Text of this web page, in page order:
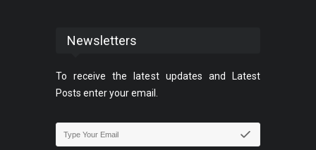
Newsletters
To receive the latest updates and Latest
Posts enter your email.